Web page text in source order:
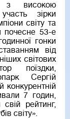
з високою
зірки
світу та
почесне 53-е
гонки
від
світових
поїздки,
Сергій
конкурентній
7 годин,
рейтинг,
світу».